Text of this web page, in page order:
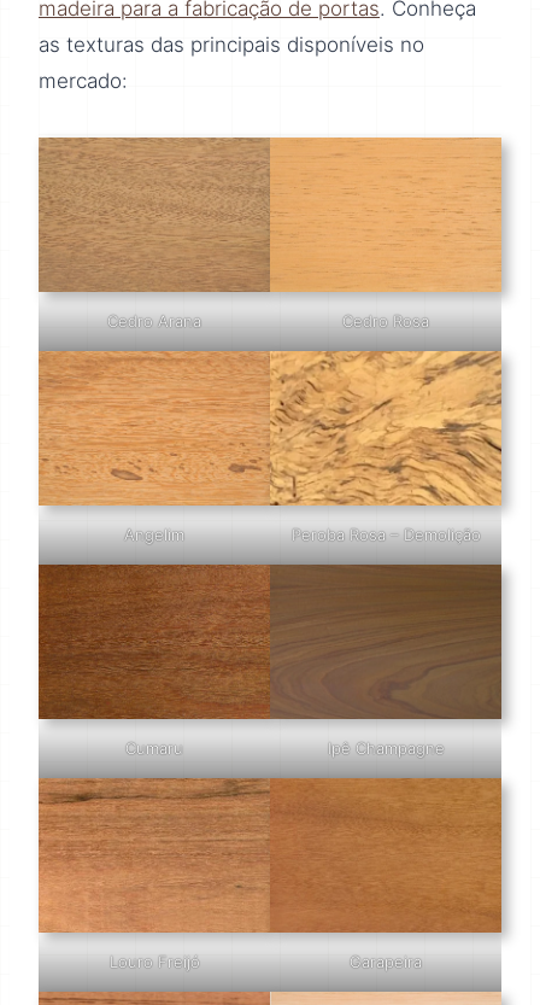
madeira para a fabricação de portas. Conheça
as texturas das principais disponíveis no
mercado:
Cedro Arana Cedro Rosa
Angelim Peroba Rosa – Demolição
Cumaru Ipê Champagne
Louro Freijó Garapeira